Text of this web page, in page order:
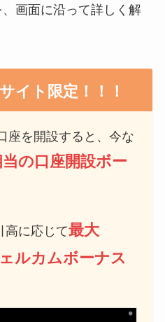
画面に沿って詳しく解
イト限定！！！
座を開設すると、今な
の口座開設ボー
高に応じて最大
ルカムボーナス